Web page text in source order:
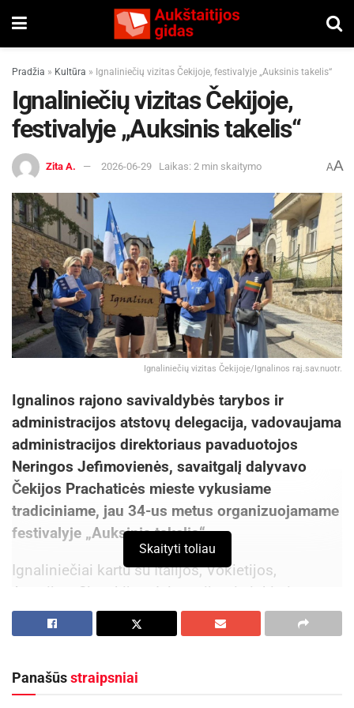
Pradžia » Kultūra » Ignaliniečių vizitas Čekijoje, festivalyje „Auksinis takelis“
Ignaliniečių vizitas Čekijoje,
festivalyje „Auksinis takelis“
Zita A. 2026-06-29 Laikas: 2 min skaitymo AA
Ignaliniečių vizitas Čekijoje/Ignalinos raj.sav.nuotr.
Ignalinos rajono savivaldybės tarybos ir
administracijos atstovų delegacija, vadovaujama
administracijos direktoriaus pavaduotojos
Neringos Jefimovienės, savaitgalį dalyvavo
Čekijos Prachaticės mieste vykusiame
tradiciniame, jau 34-us metus organizuojamame
festivalyje „Auksinis takelis“.
Ignaliniečiai kartu su Italijos, Vokietijos,
Austrijos, Slovakijos delegacijomis ir kitais
miesto svečiais dalyvavo iškilmingame
Prachaticės mero Jano Bauerio priėmime,
savivaldybės sveikinimus ir linkėjimus, vėliau
Skaityti toliau
Panašūsstraipsniai